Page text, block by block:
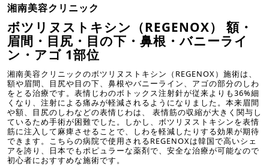
湘南美容クリニック
ボツリヌストキシン（REGENOX） 額・
眉間・目尻・目の下・鼻根・バニーライ
ン・アゴ 1部位
湘南美容クリニックのボツリヌストキシン（REGENOX）施術は、
額や眉間、目尻や目の下、鼻根やバニーライン、アゴの部分のしわ
をとる治療です。表情じわのボトックス注射針が従来よりも36%細
くなり、注射による痛みが軽減されるようになりました。本来眉間
や額、目尻のしわなどの表情じわは、 表情筋の収縮が大きく関与し
ているため手術が困難でした。しかし、ボツリヌストキシンを表情
筋に注入して麻痺させることで、しわを軽減したりする効果が期待
できます。こちらの病院で使用されるREGENOXは韓国で高いシェ
アを誇り、日本でもポピュラーな薬剤で、安全な治療が可能なので
初心者におすすめな施術です。